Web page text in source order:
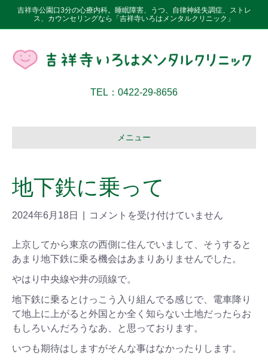
吉祥寺公園口3分の心療内科。睡眠障害、うつ、自律神経失調症、ストレ
ス、カウンセリングなら「吉祥寺いろはメンタルクリニック」
TEL：0422-29-8656
メニュー
地下鉄に乗って
2024年6月18日 コメントを受け付けていません
上京してから東京の西側に住んでいまして、そうすると
あまり地下鉄に乗る機会はあまりありませんでした。
やはり中央線や井の頭線で。
地下鉄に乗るとけっこう入り組んでる感じで、電車降り
て地上に上がると外国とか全く知らない土地だったらお
もしろいんだろうなあ、と思っております。
いつも期待はしますがそんな事はなかったりします。